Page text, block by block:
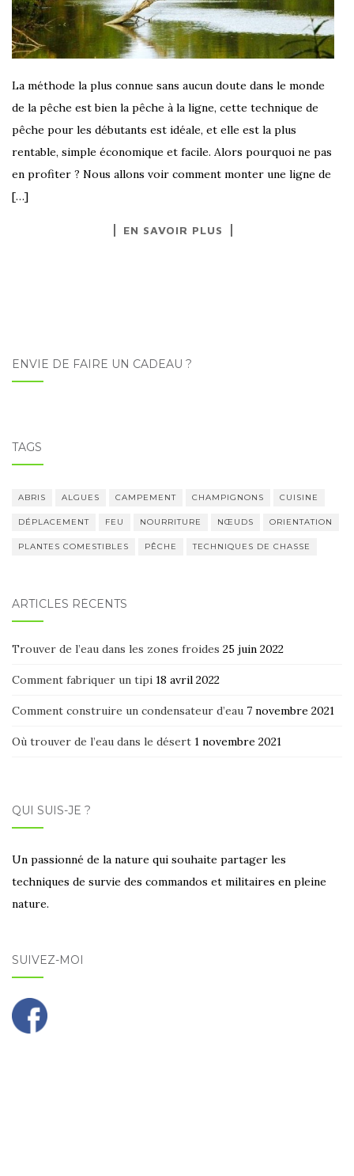
La méthode la plus connue sans aucun doute dans le monde
de la pêche est bien la pêche à la ligne, cette technique de
pêche pour les débutants est idéale, et elle est la plus
rentable, simple économique et facile. Alors pourquoi ne pas
en profiter ? Nous allons voir comment monter une ligne de
[…]
EN SAVOIR PLUS
ENVIE DE FAIRE UN CADEAU ?
TAGS
ABRIS ALGUES CAMPEMENT CHAMPIGNONS CUISINE
DÉPLACEMENT FEU NOURRITURE NŒUDS ORIENTATION
PLANTES COMESTIBLES PÊCHE TECHNIQUES DE CHASSE
ARTICLES RÉCENTS
Trouver de l’eau dans les zones froides 25 juin 2022
Comment fabriquer un tipi 18 avril 2022
Comment construire un condensateur d’eau 7 novembre 2021
Où trouver de l’eau dans le désert 1 novembre 2021
QUI SUIS-JE ?
Un passionné de la nature qui souhaite partager les
techniques de survie des commandos et militaires en pleine
nature.
SUIVEZ-MOI